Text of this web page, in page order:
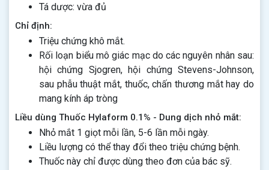
Tá dược: vừa đủ
Chỉ định:
Triệu chứng khô mắt.
Rối loạn biểu mô giác mạc do các nguyên nhân sau:
hội chứng Sjogren, hội chứng Stevens-Johnson,
sau phẫu thuật mắt, thuốc, chấn thương mắt hay do
mang kính áp tròng
Liều dùng Thuốc Hylaform 0.1% - Dung dịch nhỏ mắt:
Nhỏ mắt 1 giọt mỗi lần, 5-6 lần mỗi ngày.
Liều lượng có thể thay đổi theo triệu chứng bệnh.
Thuốc này chỉ được dùng theo đơn của bác sỹ.